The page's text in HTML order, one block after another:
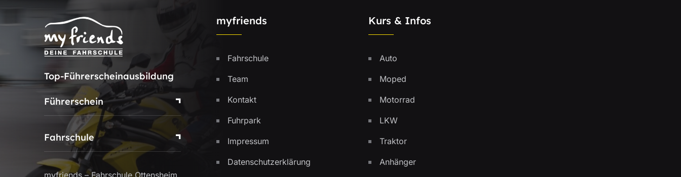
Top-Führerscheinausbildung
Führerschein
Fahrschule
myfriends – Fahrschule Ottensheim
myfriends
Fahrschule
Team
Kontakt
Fuhrpark
Impressum
Datenschutzerklärung
Kurs & Infos
Auto
Moped
Motorrad
LKW
Traktor
Anhänger